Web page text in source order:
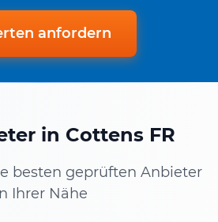
anfordern
in Cottens FR
besten geprüften Anbieter
Ihrer Nähe